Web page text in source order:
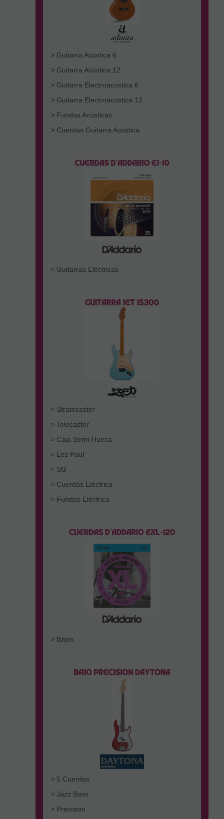
> Guitarra Acústica 6
> Guitarra Acústica 12
> Guitarra Electroacústica 6
> Guitarra Electroacústica 12
> Fundas Acústicas
> Cuerdas Guitarra Acústica
> Guitarras Eléctricas
> Stratocaster
> Telecaster
> Caja Semi-Hueca
> Les Paul
> SG
> Cuerdas Eléctrica
> Fundas Eléctrica
> Bajos
> 5 Cuerdas
> Jazz Bass
> Precision